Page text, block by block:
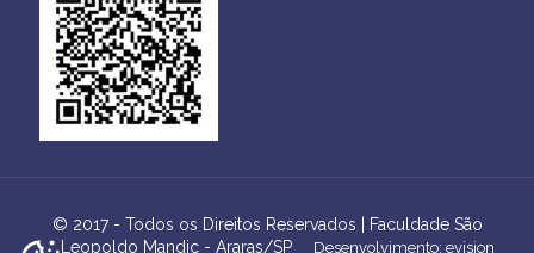
© 2017 - Todos os Direitos Reservados | Faculdade São
Leopoldo Mandic - Araras/SP
Desenvolvimento: evision